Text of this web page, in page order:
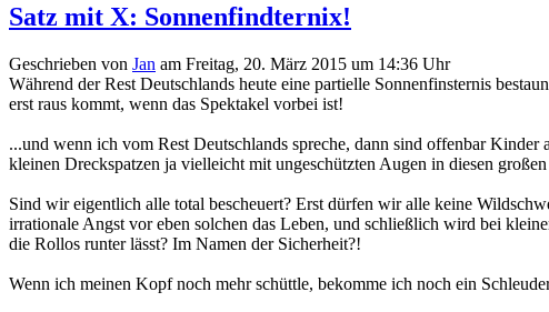
Satz mit X: Sonnenfindternix!
Geschrieben von Jan am Freitag, 20. März 2015 um 14:36 Uhr
Während der Rest Deutschlands heute eine partielle Sonnenfinsternis
erst raus kommt, wenn das Spektakel vorbei ist!
...und wenn ich vom Rest Deutschlands spreche, dann sind offenbar
kleinen Dreckspatzen ja vielleicht mit ungeschützten Augen in diesen
Sind wir eigentlich alle total bescheuert? Erst dürfen wir alle keine
irrationale Angst vor eben solchen das Leben, und schließlich wird bei
die Rollos runter lässt? Im Namen der Sicherheit?!
Wenn ich meinen Kopf noch mehr schüttle, bekomme ich noch ein